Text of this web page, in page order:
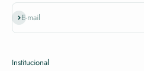
E-mail
Assinar
Institucional